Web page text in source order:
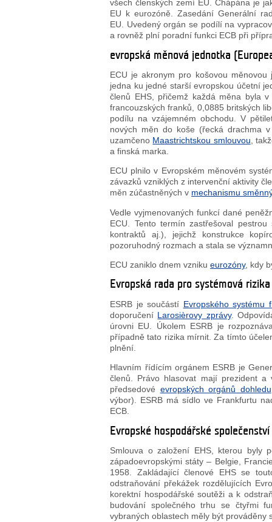
všech členských zemí EU. Chápána je
EU k eurozóně. Zasedání Generální
EU. Uvedený orgán se podílí na
a rovněž plní poradní funkci ECB při
evropská měnová jednotka
ECU je akronym pro košovou
jedna ku jedné starší evropskou účetní
členů EHS, přičemž každá měna byla
francouzských franků, 0,0885 britských
podílu na vzájemném obchodu. V
nových měn do koše (řecká drachma
uzamčeno Maastrichtskou smlouvou ,
a finská marka.
ECU plnilo v Evropském měnovém
závazků vzniklých z intervenční aktivity
měn zúčastněných v mechanismu
Vedle vyjmenovaných funkcí dané
ECU. Tento termín zastřešoval
kontraktů aj.), jejichž konstrukce
pozoruhodný rozmach a stala se
ECU zaniklo dnem vznikueurozóny, kdy
Evropská rada pro systémová
ESRB je součástí Evropského systému
doporučení Larosièrovy zprávy.
úrovni EU. Úkolem ESRB je
případně tato rizika mírnit. Za tímto
plnění.
Hlavním řídícím orgánem ESRB je
členů. Právo hlasovat mají prezident a
předsedové evropských orgánů dohledu
výbor). ESRB má sídlo ve Frankfurtu
ECB.
Evropské hospodářské
Smlouva o založení EHS, kterou byly
západoevropskými státy – Belgie,
1958. Zakládající členové EHS se
odstraňování překážek rozdělujících
korektní hospodářské soutěži a k
budování společného trhu se čtyřmi
vybraných oblastech měly být prováděny